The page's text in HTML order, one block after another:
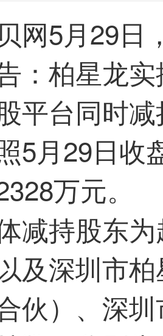
网5月29日
：柏星龙
平台同时
5月29日收
万元。
减持股东
及深圳市
合伙）、深